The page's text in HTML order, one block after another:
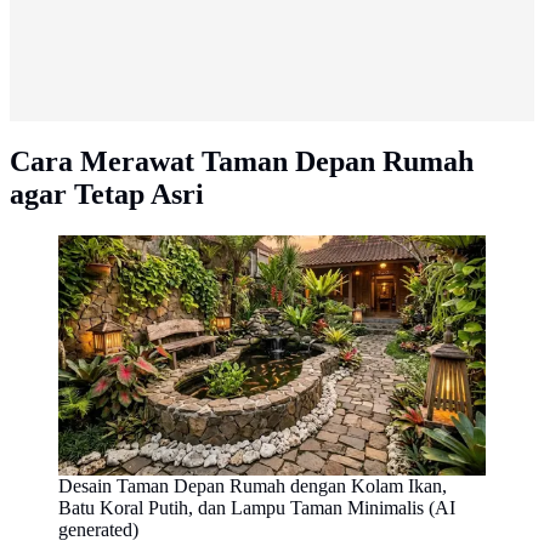
Cara Merawat Taman Depan Rumah
agar Tetap Asri
Desain Taman Depan Rumah dengan Kolam Ikan,
Batu Koral Putih, dan Lampu Taman Minimalis (AI
generated)